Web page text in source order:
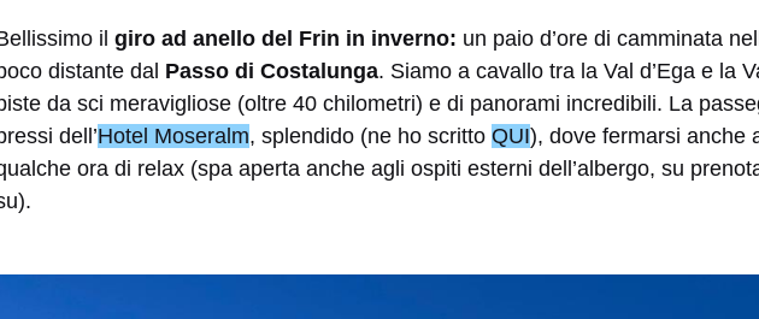
il giro ad anello del Frin in inverno: un paio d’ore di camminata
distante dal Passo di Costalunga. Siamo a cavallo tra la Val d’Ega e la
da sci meravigliose (oltre 40 chilometri) e di panorami incredibili. La
dell’Hotel Moseralm, splendido (ne ho scritto QUI), dove fermarsi anche
ora di relax (spa aperta anche agli ospiti esterni dell’albergo, su